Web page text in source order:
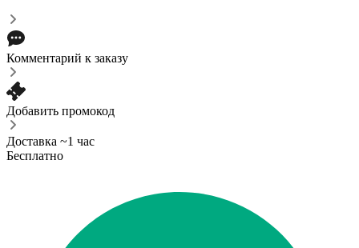
Комментарий к заказу
Добавить промокод
Доставка ~1 час
Бесплатно